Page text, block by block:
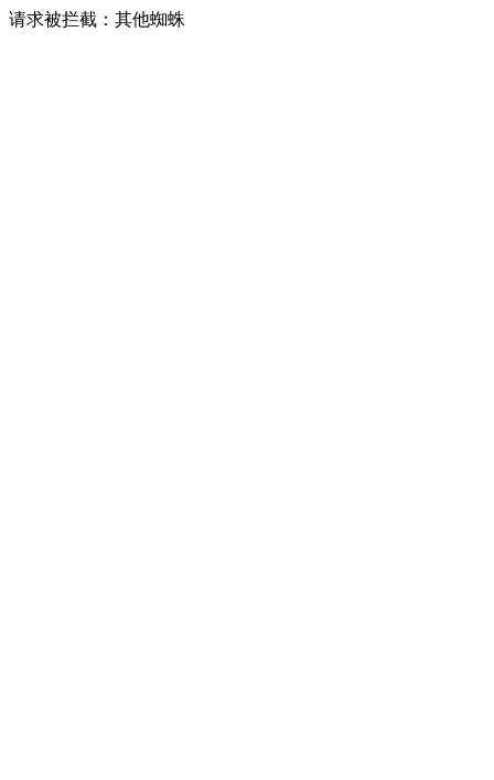
请求被拦截：其他蜘蛛